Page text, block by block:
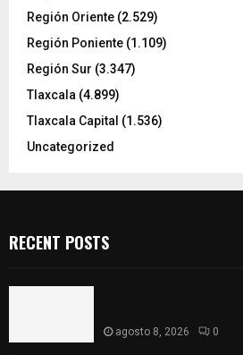
Región Oriente (2.529)
Región Poniente (1.109)
Región Sur (3.347)
Tlaxcala (4.899)
Tlaxcala Capital (1.536)
Uncategorized
RECENT POSTS
agosto 8, 2026 0